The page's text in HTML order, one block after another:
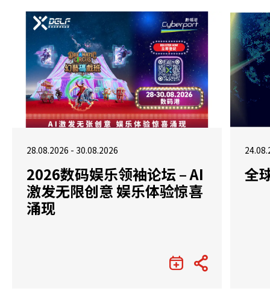
28.08.2026 - 30.08.2026
2026数码娱乐领袖论坛 – AI
激发无限创意 娱乐体验惊喜
涌现
全